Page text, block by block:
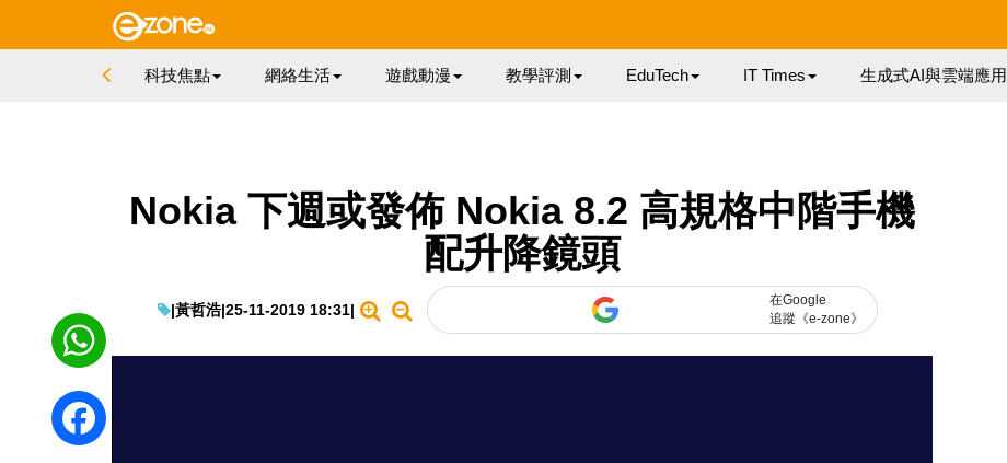
科技焦點 網絡生活 遊戲動漫 教學評測 EduTech IT Times 生成式AI與雲端應用
Nokia 下週或發佈 Nokia 8.2 高規格中階手機
配升降鏡頭
|黃哲浩|25-11-2019 18:31|
在Google
追蹤《e-zone》
WhatsApp